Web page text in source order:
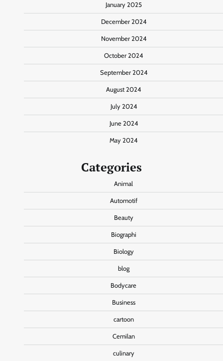
January 2025
December 2024
November 2024
October 2024
September 2024
August 2024
July 2024
June 2024
May 2024
Categories
Animal
Automotif
Beauty
Biographi
Biology
blog
Bodycare
Business
cartoon
Cemilan
culinary